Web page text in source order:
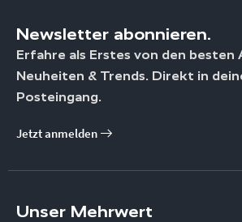
Newsletter abonnieren.
Erfahre als Erstes von den besten
Neuheiten & Trends. Direkt in
Posteingang.
Jetzt anmelden
Unser Mehrwert